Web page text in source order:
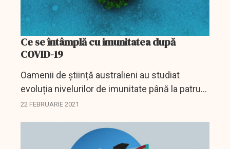
Ce se întâmplă cu imunitatea după
COVID-19
Oamenii de știință australieni au studiat
evoluția nivelurilor de imunitate până la patru
luni după infecția cu COVID-19.Acestia au
22 FEBRUARIE 2021